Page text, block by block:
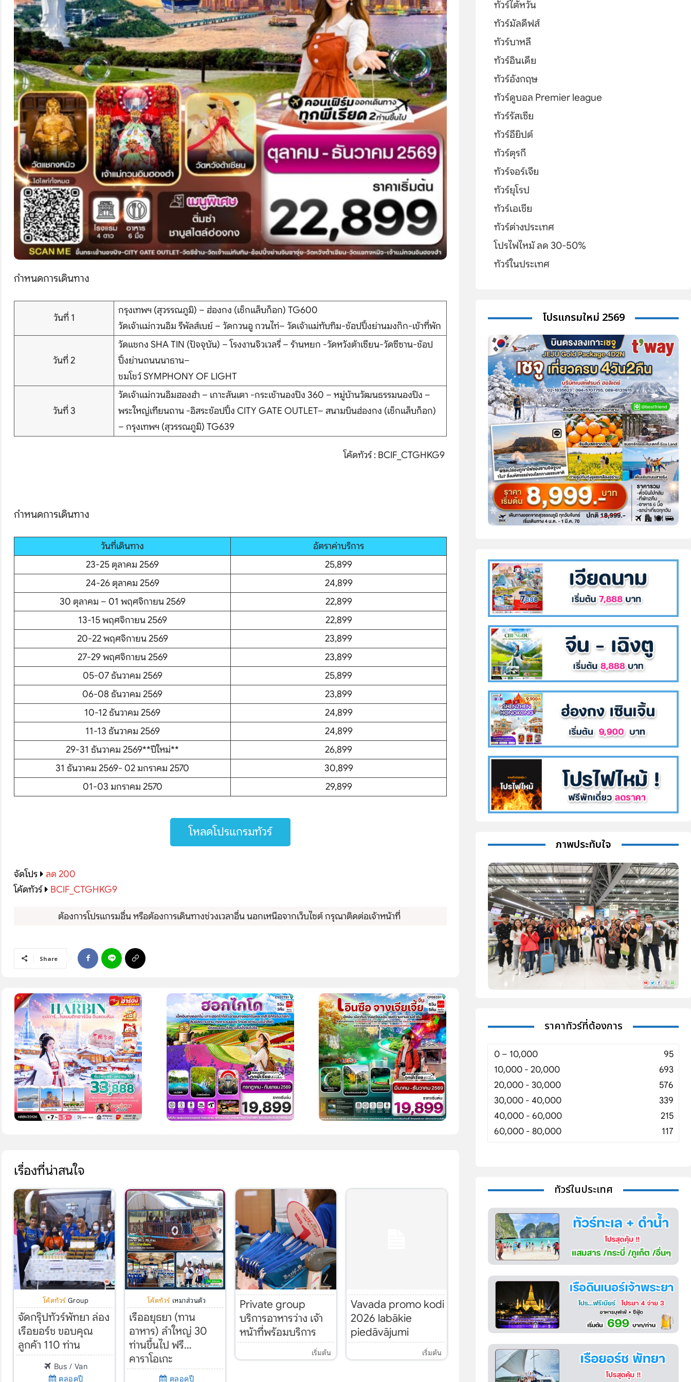
บริษัทเบสเฟรนด์ ฮอลิเดย์
ทัวร์ต่างประเทศ
จัดกรุ๊ปต่างประเทศ
ทัวร์ในประเทศ
จัดกรุ๊ปในประเทศ
เรือเจ้าพระยา
กำหนดการเดินทาง
วันที่ 1
กรุงเทพฯ (สุวรรณภูมิ) – ฮ่องกง (เช็กแล็บก็อก) TG600
วัดเจ้าแม่กวนอิม รีพัลส์เบย์ – วัดกวนอู กวนไท่– วัดเจ้าแม่ทับทิม-ช้อปปิ้งย่านมงก๊ก-เข้าที่พัก
วันที่ 2
วัดแชกง SHA TIN (ปัจจุบัน) – โรงงานจิวเวลรี่ – ร้านหยก -วัดหวังต้าเซียน-วัดซีซาน-ช้อป
ปิ้งย่านถนนนาธาน–
ชมโชว์ SYMPHONY OF LIGHT
วันที่ 3
วัดเจ้าแม่กวนอิมฮองฮำ – เกาะลันเตา -กระเช้านองปิง 360 – หมู่บ้านวัฒนธรรมนองปิง –
พระใหญ่เทียนถาน -อิสระช้อปปิ้ง CITY GATE OUTLET– สนามบินฮ่องกง (เช็กแล็บก็อก)
– กรุงเทพฯ (สุวรรณภูมิ) TG639
โค้ดทัวร์ : BCIF_CTGHKG9
กำหนดการเดินทาง
วันที่เดินทาง
อัตราค่าบริการ
23-25 ตุลาคม 2569
25,899
24-26 ตุลาคม 2569
24,899
30 ตุลาคม – 01 พฤศจิกายน 2569
22,899
13-15 พฤศจิกายน 2569
22,899
20-22 พฤศจิกายน 2569
23,899
27-29 พฤศจิกายน 2569
23,899
05-07 ธันวาคม 2569
25,899
06-08 ธันวาคม 2569
23,899
10-12 ธันวาคม 2569
24,899
11-13 ธันวาคม 2569
24,899
29-31 ธันวาคม 2569**ปีใหม่**
26,899
31 ธันวาคม 2569- 02 มกราคม 2570
30,899
01-03 มกราคม 2570
29,899
โหลดโปรแกรมทัวร์
จัดโปร
ลด 200
โค้ดทัวร์
BCIF_CTGHKG9
ต้องการโปรแกรมอื่น หรือต้องการเดินทางช่วงเวลาอื่น นอกเหนือจากเว็บไซต์ กรุณาติดต่อเจ้าหน้าที่
Share
เรื่องที่น่าสนใจ
โค้ดทัวร์ Group
จัดกรุ๊ปทัวร์พัทยา ล่อง
เรือยอร์ช ขอบคุณ
ลูกค้า 110 ท่าน
Bus / Van
ตลอดปี
โค้ดทัวร์ เหมาส่วนตัว
เรืออยุธยา (ทาน
อาหาร) ลำใหญ่ 30
ท่านขึ้นไป ฟรี…
คาราโอเกะ
ตลอดปี
Private group
บริการอาหารว่าง เจ้า
หน้าที่พร้อมบริการ
เริ่มต้น
Vavada promo kodi
2026 labākie
piedāvājumi
เริ่มต้น
ทัวร์ไต้หวัน
ทัวร์มัลดีฟส์
ทัวร์บาหลี
ทัวร์อินเดีย
ทัวร์อังกฤษ
ทัวร์ดูบอล Premier league
ทัวร์รัสเซีย
ทัวร์อียิปต์
ทัวร์ตุรกี
ทัวร์จอร์เจีย
ทัวร์ยุโรป
ทัวร์เอเชีย
ทัวร์ต่างประเทศ
โปรไฟไหม้ ลด 30-50%
ทัวร์ในประเทศ
โปรแกรมใหม่ 2569
ภาพประทับใจ
ราคาทัวร์ที่ต้องการ
0 – 10,000
95
10,000 - 20,000
693
20,000 - 30,000
576
30,000 - 40,000
339
40,000 - 60,000
215
60,000 - 80,000
117
ทัวร์ในประเทศ